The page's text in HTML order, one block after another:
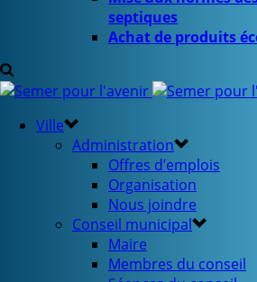
septiques
Achat de produits
Ville
Administration
Offres d’emplois
Organisation
Nous joindre
Conseil municipal
Maire
Membres du conseil